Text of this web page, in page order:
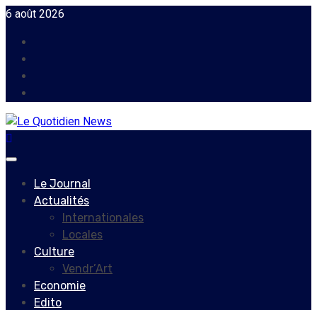
Skip
content
6 août 2026
Primary
Le Journal
Actualités
Internationales
Locales
Culture
Vendr’Art
Economie
Edito